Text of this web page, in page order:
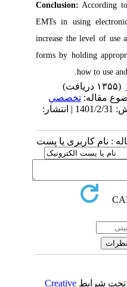
Conclusion:According
EMTs in using
increase the level of
forms by holding
how to use
مقاله:تخصصي
دریافت: 1400/6/30 | پذیرش: 1401/2/31 | انتشار:
: نام کاربری یا پست
تحت شرایطCreative